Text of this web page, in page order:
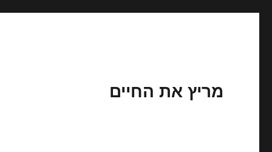
מריץ את החיים